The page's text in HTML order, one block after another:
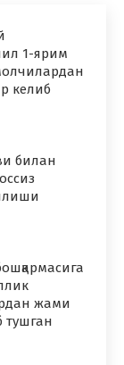
1-ярим
келиб
билан
жами
тушган